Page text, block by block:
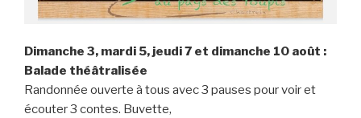
Dimanche 3, mardi 5, jeudi 7 et dimanche 10 août :
Balade théâtralisée
Randonnée ouverte à tous avec 3 pauses pour voir et
écouter 3 contes. Buvette,